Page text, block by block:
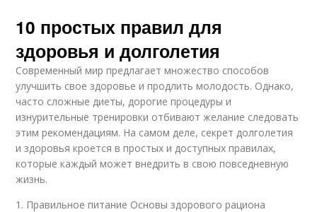
10 простых правил для
здоровья и долголетия
Современный мир предлагает множество способов
улучшить свое здоровье и продлить молодость. Однако,
часто сложные диеты, дорогие процедуры и
изнурительные тренировки отбивают желание следовать
этим рекомендациям. На самом деле, секрет долголетия
и здоровья кроется в простых и доступных правилах,
которые каждый может внедрить в свою повседневную
жизнь.
1. Правильное питание Основы здорового рациона